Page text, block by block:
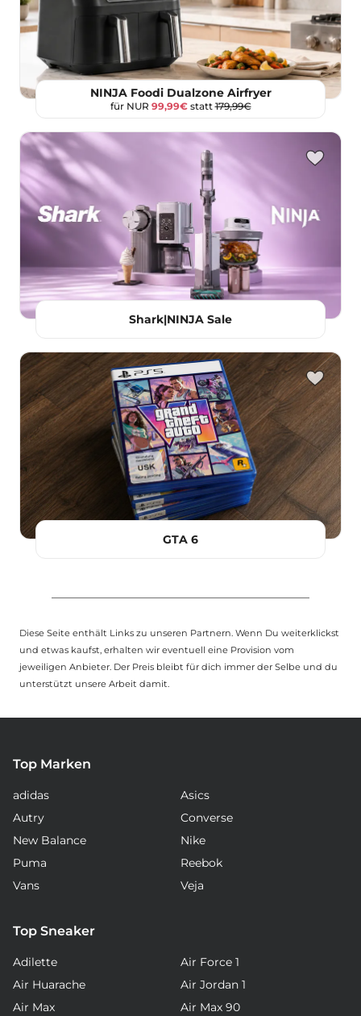
NINJA Foodi Dualzone Airfryer
für NUR 99,99€statt179,99€
Shark|NINJA Sale
GTA 6
Diese Seite enthält Links zu unseren Partnern. Wenn Du weiterklickst
und etwas kaufst, erhalten wir eventuell eine Provision vom
jeweiligen Anbieter. Der Preis bleibt für dich immer der Selbe und du
unterstützt unsere Arbeit damit.
Top Marken
adidas
Asics
Autry
Converse
New Balance
Nike
Puma
Reebok
Vans
Veja
Top Sneaker
Adilette
Air Force 1
Air Huarache
Air Jordan 1
Air Max
Air Max 90